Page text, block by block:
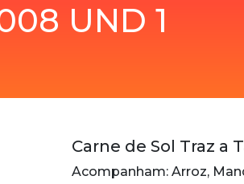
UND 1
Carne de Sol Traz a
Acompanham: Arroz,